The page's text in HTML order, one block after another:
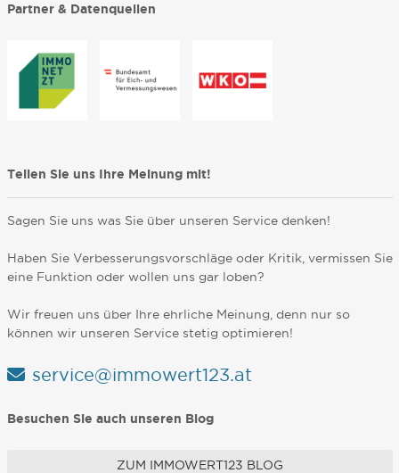
Partner & Datenquellen
Teilen Sie uns Ihre Meinung mit!
Sagen Sie uns was Sie über unseren Service denken!
Haben Sie Verbesserungsvorschläge oder Kritik, vermissen Sie
eine Funktion oder wollen uns gar loben?
Wir freuen uns über Ihre ehrliche Meinung, denn nur so
können wir unseren Service stetig optimieren!
service@immowert123.at
Besuchen Sie auch unseren Blog
ZUM IMMOWERT123 BLOG